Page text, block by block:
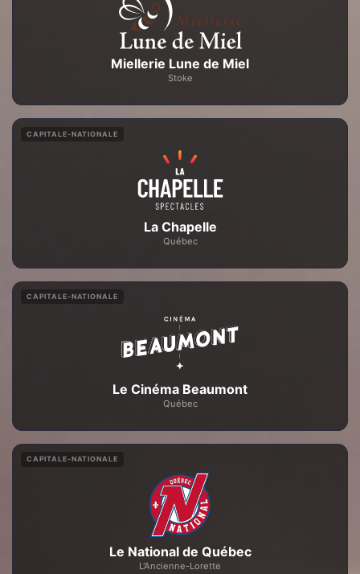
Miellerie Lune de Miel
Stoke
CAPITALE-NATIONALE
La Chapelle
Québec
CAPITALE-NATIONALE
Le Cinéma Beaumont
Québec
CAPITALE-NATIONALE
Le National de Québec
L'Ancienne-Lorette